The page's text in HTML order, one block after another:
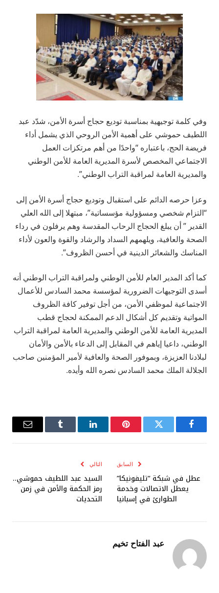
وفي كلمة توجيهية بمناسبة توديع حجاج أسرة الأمن، شدّد عبد
اللطيف حموشي على أهمية الأمن الروحي الذي يشمل أداء
فريضة الحج، باعتباره “واحدًا من أهم مرتكزات العمل
الاجتماعي المخصص لأسرة المديرية العامة للأمن الوطني
والمديرية العامة لمراقبة التراب الوطني”.
وعزا حرصه الدائم على استقبال وتوديع حجاج أسرة الأمن إلى
“التزام شخصي ومسؤولية مؤسساتية”، مبتهلا إلى الله العلي
القدير ” أن يبلغ الحجاج الرحاب المقدسة وهم يرفلون في رداء
الصحة والعافية، ويلهمهم السداد والرشاد والقوة والعون لأداء
المناسك والشعائر الدينية في أحسن الظروف”.
كما أكد المدير العام للأمن الوطني ولمراقبة التراب الوطني أنه
أسدى التوجيهات الضرورية لمؤسسة محمد السادس للأعمال
الاجتماعية لموظفي الأمن، من أجل توفير كافة الظروف
المواتية وتقديم كل أشكال الدعم الممكنة لحجاج قطب
المديرية العامة للأمن الوطني والمديرية العامة لمراقبة التراب
الوطني، داعيا إياهم في المقابل إلى الدعاء بالأمن والأمان
لبلادنا العزيزة، وبموفور الصحة والعافية لأمير المؤمنين صاحب
الجلالة الملك محمد السادس نصره الله وأيده.
فيسبوك تويتر بينتيريستلينكدإن Tumblr
البريد
السابق
عطل في شبكة “تليفونيكا”
يعطل الاتصالات وخدمة
الطوارئ في إسبانيا
التالي
السيد عبد اللطيف حموشي..
رمز الحكمة والأمن في زمن
التحديات
عبد الفتاح تخيم